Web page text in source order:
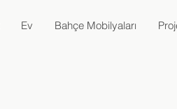
Ev Bahçe Mobilyaları